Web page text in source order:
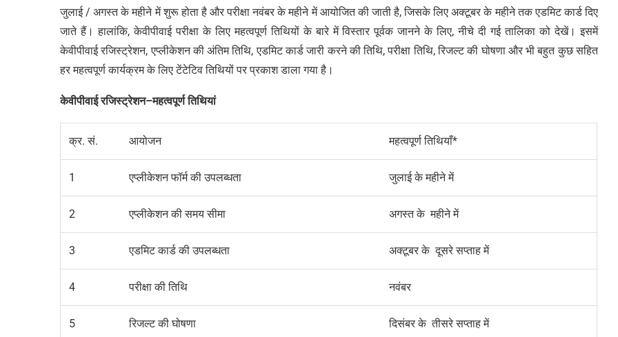
जुलाई / अगस्त के महीने में शुरू होता है और परीक्षा नवंबर के महीने में आयोजित की जाती है, जिसके लिए अक्टूबर के महीने तक एडमिट कार्ड दिए
जाते हैं। हालांकि, केवीपीवाई परीक्षा के लिए महत्वपूर्ण तिथियों के बारे में विस्तार पूर्वक जानने के लिए, नीचे दी गई तालिका को देखें। इसमें
केवीपीवाई रजिस्ट्रेशन, एप्लीकेशन की अंतिम तिथि, एडमिट कार्ड जारी करने की तिथि, परीक्षा तिथि, रिजल्ट की घोषणा और भी बहुत कुछ सहित
हर महत्वपूर्ण कार्यक्रम के लिए टेंटेटिव तिथियों पर प्रकाश डाला गया है।
केवीपीवाई रजिस्ट्रेशन–महत्वपूर्ण तिथियां
क्र. सं. आयोजन महत्वपूर्ण तिथियाँ*
1 एप्लीकेशन फॉर्म की उपलब्धता जुलाई के महीने में
2 एप्लीकेशन की समय सीमा अगस्त के महीने में
3 एडमिट कार्ड की उपलब्धता अक्टूबर के दूसरे सप्ताह में
4 परीक्षा की तिथि नवंबर
5 रिजल्ट की घोषणा दिसंबर के तीसरे सप्ताह में